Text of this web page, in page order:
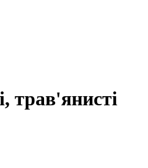
трав'янисті